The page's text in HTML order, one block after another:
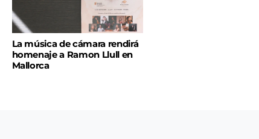
La música de cámara rendirá
homenaje a Ramon Llull en
Mallorca